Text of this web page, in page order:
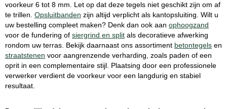
voorkeur 6 tot 8 mm. Let op dat deze tegels niet geschikt zijn om af
te trillen. Opsluitbanden zijn altijd verplicht als kantopsluiting. Wilt u
uw bestelling compleet maken? Denk dan ook aan ophoogzand
voor de fundering of siergrind en split als decoratieve afwerking
rondom uw terras. Bekijk daarnaast ons assortiment betontegels en
straatstenen voor aangrenzende verharding, zoals paden of een
oprit in een complementaire stijl. Plaatsing door een professionele
verwerker verdient de voorkeur voor een langdurig en stabiel
resultaat.